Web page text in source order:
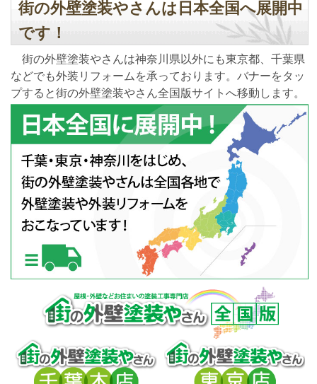
街の外壁塗装やさんは日本全国へ展開中
です！
街の外壁塗装やさんは神奈川県以外にも東京都、千葉県
などでも外装リフォームを承っております。バナーをタッ
プすると街の外壁塗装やさん全国版サイトへ移動します。